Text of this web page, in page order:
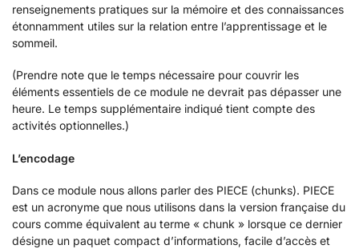
renseignements pratiques sur la mémoire et des connaissances
étonnamment utiles sur la relation entre l’apprentissage et le
sommeil.
(Prendre note que le temps nécessaire pour couvrir les
éléments essentiels de ce module ne devrait pas dépasser une
heure. Le temps supplémentaire indiqué tient compte des
activités optionnelles.)
L’encodage
Dans ce module nous allons parler des PIECE (chunks). PIECE
est un acronyme que nous utilisons dans la version française du
cours comme équivalent au terme « chunk » lorsque ce dernier
désigne un paquet compact d’informations, facile d’accès et